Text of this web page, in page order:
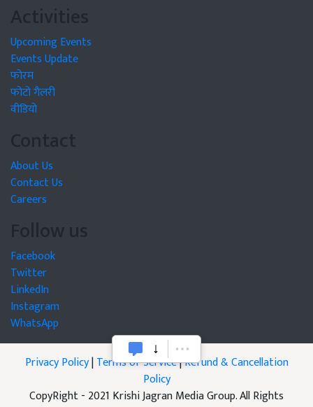
Activities
Upcoming Events
Events Update
फोरम
फोटो गैलरी
वीडियो
Contact
About Us
Contact Us
Careers
Follow us
Facebook
Twitter
LinkedIn
Instagram
WhatsApp
Privacy Policy|Terms of Service|Refund & Cancellation
Policy
CopyRight - 2021 Krishi Jagran Media Group. All Rights